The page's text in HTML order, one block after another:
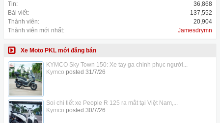
Tin:
36,868
Bài viết:
137,552
Thành viên:
20,904
Thành viên mới nhất:
Jamesdrymn
Xe Moto PKL mới đăng bán
KYMCO Sky Town 150: Xe tay ga chinh phục người...
Kymco posted 31/7/26
Soi chi tiết xe People R 125 ra mắt tại Việt Nam,...
Kymco posted 30/7/26